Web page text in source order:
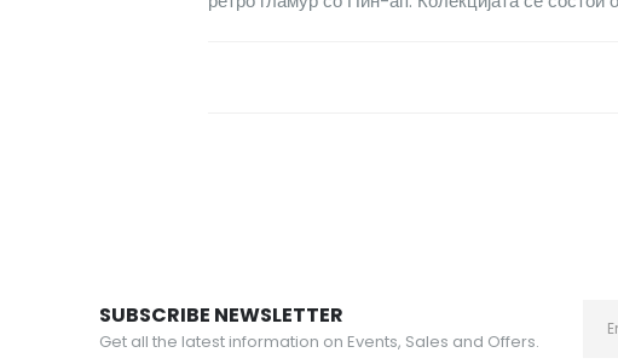
SUBSCRIBE NEWSLETTER
Get all the latest information on Events, Sales and Offers.